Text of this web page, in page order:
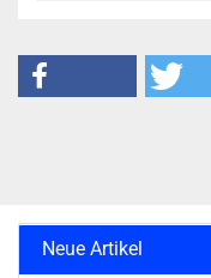
Neue Artikel